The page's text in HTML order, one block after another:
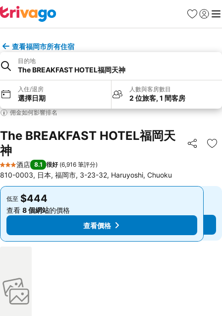
收藏夾
登入 選
查看福岡市所有住宿
目的地
The BREAKFAST HOTEL福岡天神
入住/退房
選擇日期
人數與客房數目
2 位旅客, 1 間客房
佣金如何影響排名
The BREAKFAST HOTEL福岡天
神
分享 放
3 星級
酒店 8.1 很好 (6,916 筆評分)
810-0003, 日本, 福岡市, 3-23-32, Haruyoshi, Chuoku
低至 $444
查看 8 個網站的價格
查看價格
低至 $444
查看 8 個網站的價格
查看價格